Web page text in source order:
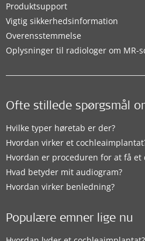
Produktsupport
Vigtig sikkerhedsinformation
Overensstemmelse
Oplysninger til radiologer om MR-
Ofte stillede spørgsmål
Hvilke typer høretab er der?
Hvordan virker et
Hvordan er proceduren for at få et
Hvad betyder mit audiogram?
Hvordan virker benledning?
Populære emner lige nu